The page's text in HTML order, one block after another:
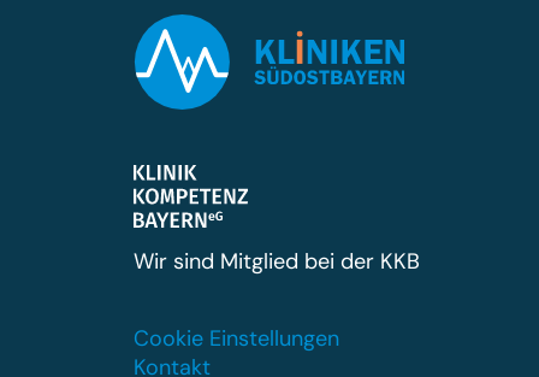
Wir sind Mitglied bei der KKB
Cookie Einstellungen
Kontakt